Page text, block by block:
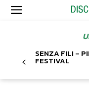
SENZA FILI –
FESTIVAL